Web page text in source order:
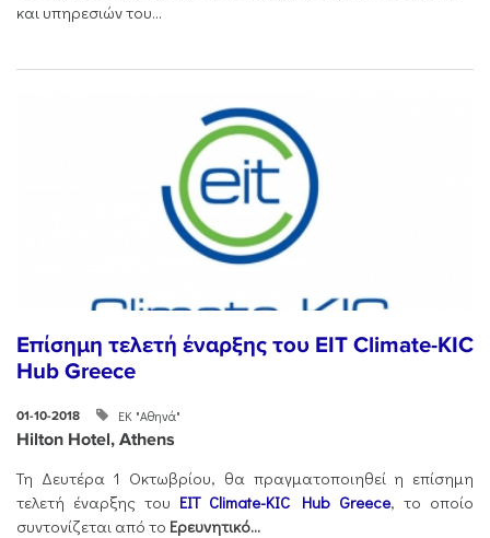
και υπηρεσιών του...
Επίσημη τελετή έναρξης του EIT Climate-KIC
Hub Greece
01-10-2018 ΕΚ "Αθηνά"
Hilton Hotel, Athens
Τη Δευτέρα 1 Οκτωβρίου, θα πραγματοποιηθεί η επίσημη
τελετή έναρξης του EIT Climate-KIC Hub Greece, το οποίο
συντονίζεται από το Ερευνητικό...